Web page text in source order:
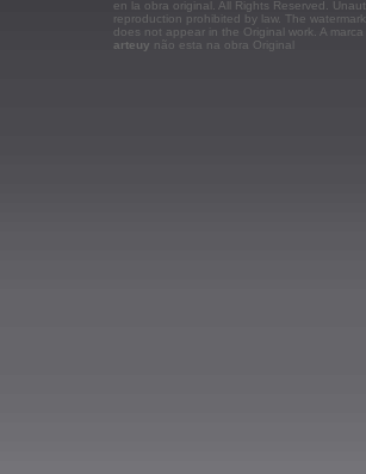
en la obra original. All Rights Reserved.
reproduction prohibited by law. The
does not appear in the Original work. A
arteuy não esta na obra Original